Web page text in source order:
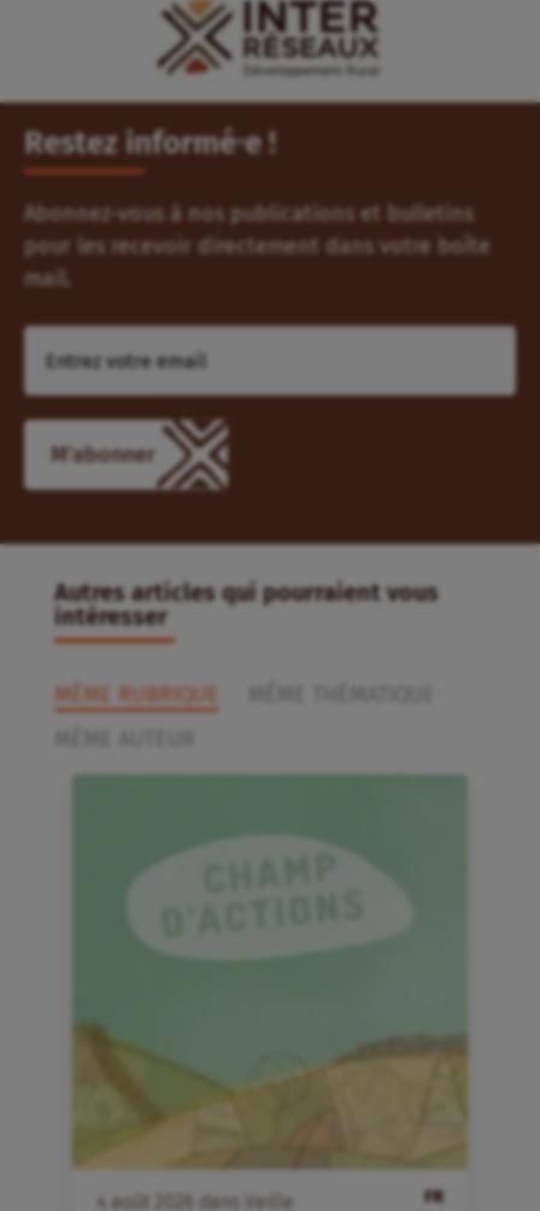
Restez informé⸱e !
Abonnez-vous à nos publications et bulletins
pour les recevoir directement dans votre boîte
mail.
Autres articles qui pourraient vous
intéresser
MÊME RUBRIQUE
FR
4 août dans
Veille